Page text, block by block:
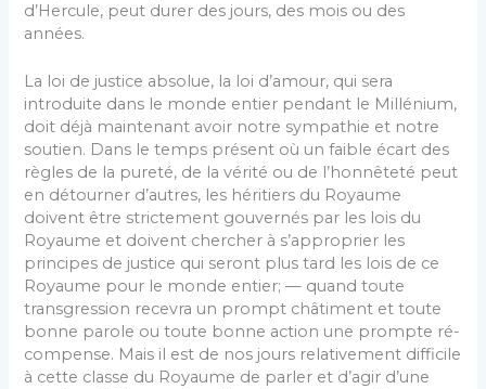
d’Hercule, peut durer des jours, des mois ou des
années.
La loi de justice absolue, la loi d’amour, qui sera
introduite dans le monde entier pendant le Millénium,
doit déjà maintenant avoir notre sympathie et notre
soutien. Dans le temps présent où un faible écart des
règles de la pureté, de la vérité ou de l’honnêteté peut
en détourner d’autres, les héritiers du Ro­yaume
doivent être strictement gouvernés par les lois du
Royaume et doivent chercher à s’approprier les
principes de justice qui seront plus tard les lois de ce
Royaume pour le monde entier; — quand toute
transgression recevra un prompt châtiment et toute
bonne parole ou toute bonne action une prompte ré­
compense. Mais il est de nos jours relativement dif­ficile
à cette classe du Royaume de parler et d’agir d’une